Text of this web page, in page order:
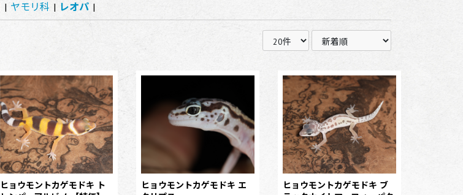
| ヤモリ科 | レオパ |
ヒョウモントカゲモドキ ト
ヒョウモントカゲモドキ エ
ヒョウモントカゲモドキ ブ